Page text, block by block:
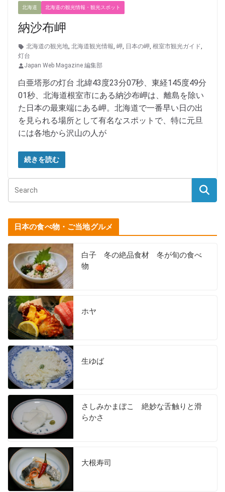
北海道 北海道の観光情報・観光スポット
納沙布岬
北海道の観光地, 北海道観光情報, 岬, 日本の岬, 根室市観光ガイド,
灯台
Japan Web Magazine 編集部
白亜塔形の灯台 北緯43度23分07秒、東経145度49分
01秒、北海道根室市にある納沙布岬は、離島を除い
た日本の最東端にある岬。北海道で一番早い日の出
を見られる場所として有名なスポットで、特に元旦
には各地から沢山の人が
続きを読む
日本の食べ物・ご当地グルメ
白子 冬の絶品食材 冬が旬の食べ
物
ホヤ
生ゆば
さしみかまぼこ 絶妙な舌触りと滑
らかさ
大根寿司